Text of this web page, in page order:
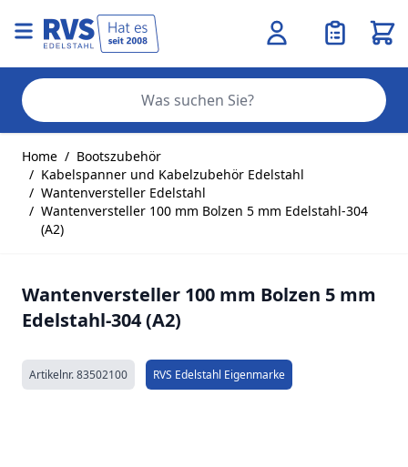
Home / Bootszubehör
/ Kabelspanner und Kabelzubehör Edelstahl
/ Wantenversteller Edelstahl
/ Wantenversteller 100 mm Bolzen 5 mm Edelstahl-304
(A2)
Wantenversteller 100 mm Bolzen 5 mm
Edelstahl-304 (A2)
Artikelnr.83502100 RVS Edelstahl Eigenmarke